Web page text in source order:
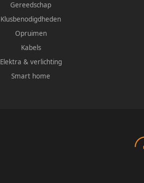
Gereedschap
Klusbenodigdheden
Opruimen
Kabels
Elektra & verlichting
Smart home